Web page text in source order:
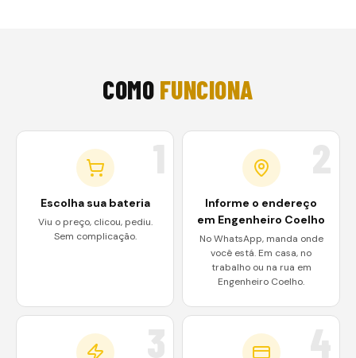
COMO FUNCIONA
Escolha sua bateria
Viu o preço, clicou, pediu.
Sem complicação.
Informe o endereço
em Engenheiro Coelho
No WhatsApp, manda onde
você está. Em casa, no
trabalho ou na rua em
Engenheiro Coelho.